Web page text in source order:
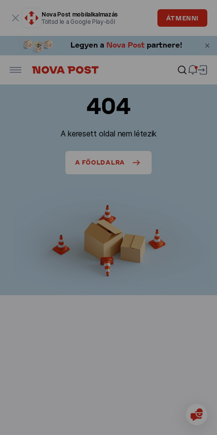
Nova Post mobilalkalmazás
Töltsd le a Google Play-ből
ÁTMENNI
404
A keresett oldal nem létezik
A FŐOLDALRA